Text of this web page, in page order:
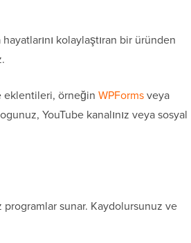
kolaylaştıran bir üründen
eklentileri, örneğin WPFormsveya
YouTube kanalınız veya sosyal
sunar. Kaydolursunuz ve